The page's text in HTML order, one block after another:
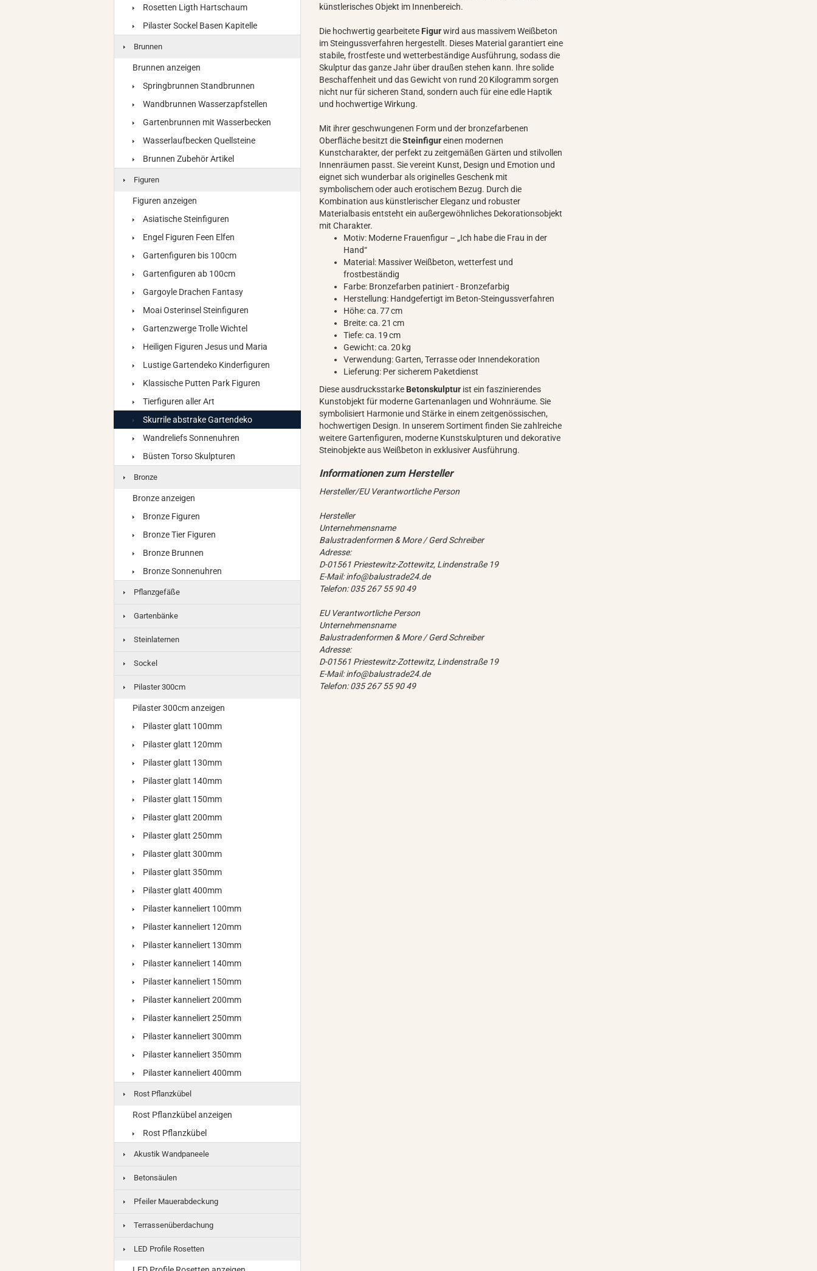
künstlerisches Objekt im Innenbereich.
Die hochwertig gearbeitete Figurwird aus massivem Weißbeton
im Steingussverfahren hergestellt. Dieses Material garantiert eine
stabile, frostfeste und wetterbeständige Ausführung, sodass die
Skulptur das ganze Jahr über draußen stehen kann. Ihre solide
Beschaffenheit und das Gewicht von rund 20 Kilogramm sorgen
nicht nur für sicheren Stand, sondern auch für eine edle Haptik
und hochwertige Wirkung.
Mit ihrer geschwungenen Form und der bronzefarbenen
Oberfläche besitzt dieSteinfigureinen modernen
Kunstcharakter, der perfekt zu zeitgemäßen Gärten und stilvollen
Innenräumen passt. Sie vereint Kunst, Design und Emotion und
eignet sich wunderbar als originelles Geschenk mit
symbolischem oder auch erotischem Bezug. Durch die
Kombination aus künstlerischer Eleganz und robuster
Materialbasis entsteht ein außergewöhnliches Dekorationsobjekt
mit Charakter.
Motiv: Moderne Frauenfigur – „Ich habe die Frau in der
Hand“
Material: Massiver Weißbeton, wetterfest und
frostbeständig
Farbe: Bronzefarben patiniert - Bronzefarbig
Herstellung: Handgefertigt im Beton-Steingussverfahren
Höhe: ca. 77 cm
Breite: ca. 21 cm
Tiefe: ca. 19 cm
Gewicht: ca. 20 kg
Verwendung: Garten, Terrasse oder Innendekoration
Lieferung: Per sicherem Paketdienst
Diese ausdrucksstarke Betonskulptur ist ein faszinierendes
Kunstobjekt für moderne Gartenanlagen und Wohnräume. Sie
symbolisiert Harmonie und Stärke in einem zeitgenössischen,
hochwertigen Design. In unserem Sortiment finden Sie zahlreiche
weitere Gartenfiguren, moderne Kunstskulpturen und dekorative
Steinobjekte aus Weißbeton in exklusiver Ausführung.
Hersteller/EU Verantwortliche Person
Hersteller
Unternehmensname
Balustradenformen & More / Gerd Schreiber
Adresse:
D-01561 Priestewitz-Zottewitz, Lindenstraße 19
E-Mail: info@balustrade24.de
Telefon: 035 267 55 90 49
EU Verantwortliche Person
Unternehmensname
Balustradenformen & More / Gerd Schreiber
Adresse:
D-01561 Priestewitz-Zottewitz, Lindenstraße 19
E-Mail: info@balustrade24.de
Telefon: 035 267 55 90 49
Rosetten Ligth Hartschaum
Pilaster Sockel Basen Kapitelle
Brunnen
Brunnen anzeigen
Springbrunnen Standbrunnen
Wandbrunnen Wasserzapfstellen
Gartenbrunnen mit Wasserbecken
Wasserlaufbecken Quellsteine
Brunnen Zubehör Artikel
Figuren
Figuren anzeigen
Asiatische Steinfiguren
Engel Figuren Feen Elfen
Gartenfiguren bis 100cm
Gartenfiguren ab 100cm
Gargoyle Drachen Fantasy
Moai Osterinsel Steinfiguren
Gartenzwerge Trolle Wichtel
Heiligen Figuren Jesus und Maria
Lustige Gartendeko Kinderfiguren
Klassische Putten Park Figuren
Tierfiguren aller Art
Skurrile abstrake Gartendeko
Wandreliefs Sonnenuhren
Büsten Torso Skulpturen
Bronze
Bronze anzeigen
Bronze Figuren
Bronze Tier Figuren
Bronze Brunnen
Bronze Sonnenuhren
Pflanzgefäße
Gartenbänke
Steinlaternen
Sockel
Pilaster 300cm
Pilaster 300cm anzeigen
Pilaster glatt 100mm
Pilaster glatt 120mm
Pilaster glatt 130mm
Pilaster glatt 140mm
Pilaster glatt 150mm
Pilaster glatt 200mm
Pilaster glatt 250mm
Pilaster glatt 300mm
Pilaster glatt 350mm
Pilaster glatt 400mm
Pilaster kanneliert 100mm
Pilaster kanneliert 120mm
Pilaster kanneliert 130mm
Pilaster kanneliert 140mm
Pilaster kanneliert 150mm
Pilaster kanneliert 200mm
Pilaster kanneliert 250mm
Pilaster kanneliert 300mm
Pilaster kanneliert 350mm
Pilaster kanneliert 400mm
Rost Pflanzkübel
Rost Pflanzkübel anzeigen
Rost Pflanzkübel
Akustik Wandpaneele
Betonsäulen
Pfeiler Mauerabdeckung
Terrassenüberdachung
LED Profile Rosetten